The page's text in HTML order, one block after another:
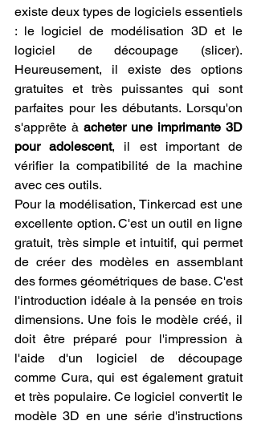
existe deux types de logiciels essentiels
: le logiciel de modélisation 3D et le
logiciel de découpage (slicer).
Heureusement, il existe des options
gratuites et très puissantes qui sont
parfaites pour les débutants. Lorsqu'on
s'apprête à acheter une imprimante 3D
pour adolescent, il est important de
vérifier la compatibilité de la machine
avec ces outils.
Pour la modélisation, Tinkercad est une
excellente option. C'est un outil en ligne
gratuit, très simple et intuitif, qui permet
de créer des modèles en assemblant
des formes géométriques de base. C'est
l'introduction idéale à la pensée en trois
dimensions. Une fois le modèle créé, il
doit être préparé pour l'impression à
l'aide d'un logiciel de découpage
comme Cura, qui est également gratuit
et très populaire. Ce logiciel convertit le
modèle 3D en une série d'instructions